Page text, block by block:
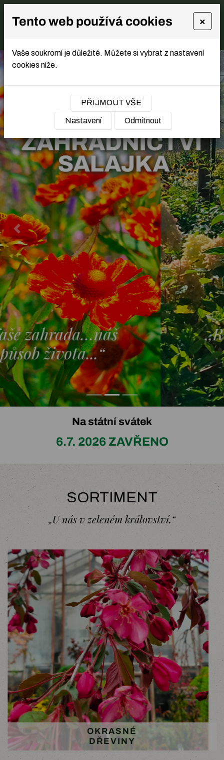
,,Rostliny pěstujeme
s láskou.“
Previous
Na státní svátek
6.7. 2026 ZAVŘENO
SORTIMENT
„U nás v zeleném království.“
OKRASNÉ
DŘEVINY
Tento web používá cookies ×
Vaše soukromí je důležité. Můžete si vybrat z nastavení
cookies níže.
PŘIJMOUT VŠE
Nastavení Odmítnout